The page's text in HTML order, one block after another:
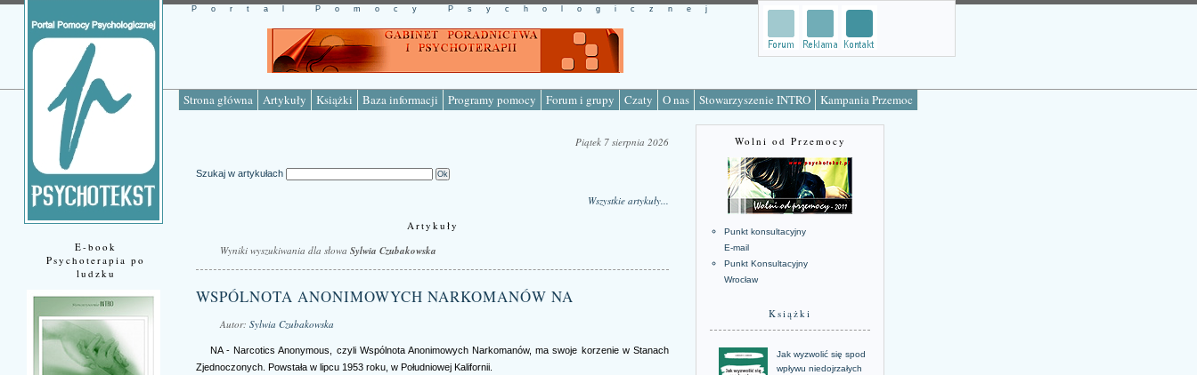
Strona główna Artykuły Książki Baza informacji Programy pomocy Forum i grupy Czaty O nas Stowarzyszenie INTRO Kampania Przemoc
Portal Pomocy Psychologicznej
E-book
Psychoterapia po
ludzku
Piątek 7 sierpnia 2026
Szukaj w artykułach
Wszystkie artykuły...
Artykuły
Wyniki wyszukiwania dla słowa Sylwia Czubakowska
WSPÓLNOTA ANONIMOWYCH NARKOMANÓW NA
Autor: Sylwia Czubakowska
NA - Narcotics Anonymous, czyli Wspólnota Anonimowych Narkomanów, ma swoje korzenie w Stanach
Zjednoczonych. Powstała w lipcu 1953 roku, w Południowej Kalifornii.
Wolni od Przemocy
Punkt konsultacyjny
E-mail
Punkt Konsultacyjny
Wrocław
Książki
Jak wyzwolić się spod
wpływu niedojrzałych